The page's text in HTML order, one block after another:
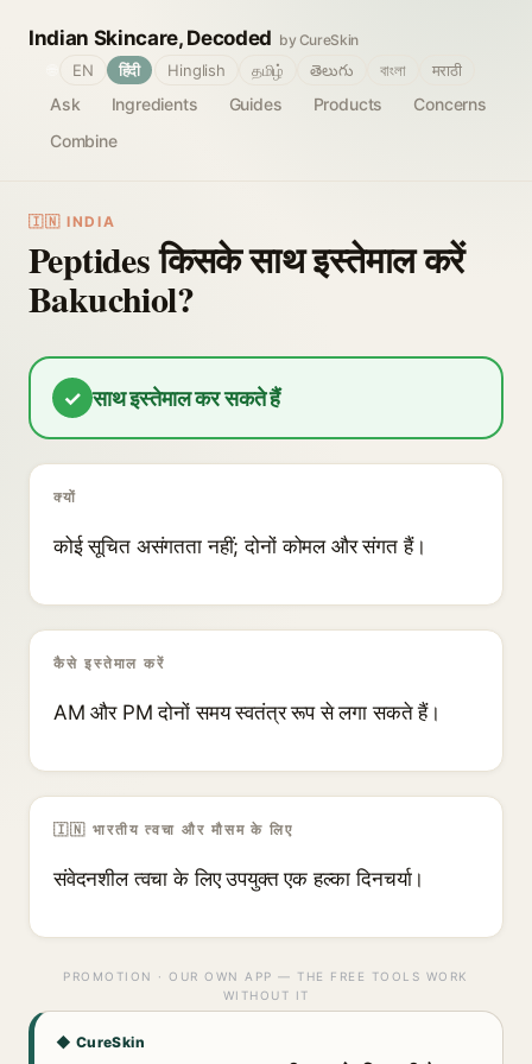
Indian Skincare, Decoded by CureSkin
Ask Ingredients Guides Products
Concerns
Combine
EN हिंदी Hinglish தமிழ் తెలుగు বাংলা मराठी
🇮🇳 INDIA
Peptides किसके साथ इस्तेमाल करें
Bakuchiol?
✓ साथ इस्तेमाल कर सकते हैं
क्यों
कोई सूचित असंगतता नहीं; दोनों कोमल और संगत हैं।
कैसे इस्तेमाल करें
AM और PM दोनों समय स्वतंत्र रूप से लगा सकते हैं।
🇮🇳 भारतीय त्वचा और मौसम के लिए
संवेदनशील त्वचा के लिए उपयुक्त एक हल्का दिनचर्या।
PROMOTION · OUR OWN APP — THE FREE TOOLS WORK
WITHOUT IT
◆ CureSkin